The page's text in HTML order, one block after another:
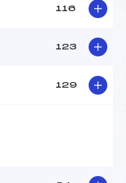
116
123
129